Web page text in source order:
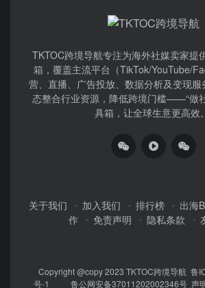
TKTOC跨境导航​专注为海外社媒卖家提
箱，覆盖主流平台（TikTok/YouTube/
营、直播、广告投放、数据分析及变现
态整合行业资源，降低跨境门槛——“做
具箱，让全球生意更高效
关于我们 加入我们 排行榜 出海
作
免责声明 隐私条款
Copyright @copy 2023 TKTOC跨境导航 鲁
号-1
鲁公网安备37011202002346号 声